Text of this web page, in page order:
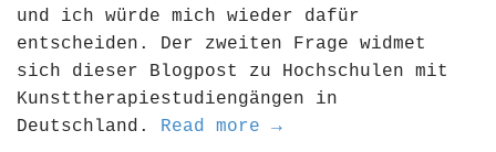
und ich würde mich wieder dafür
entscheiden. Der zweiten Frage widmet
sich dieser Blogpost zu Hochschulen mit
Kunsttherapiestudiengängen in
Deutschland. Read more →